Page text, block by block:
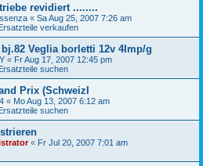
revidiert ........
« Sa Aug 25, 2007 7:26 am
verkaufen
Veglia borletti 12v 4Imp/g
« Fr Aug 17, 2007 12:45 pm
suchen
Prix (SchweizI
« Mo Aug 13, 2007 6:12 am
suchen
« Fr Jul 20, 2007 7:01 am